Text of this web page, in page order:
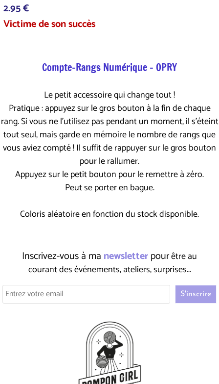
2.95 €
Victime de son succès
Compte-Rangs Numérique - OPRY
Le petit accessoire qui change tout !
Pratique : appuyez sur le gros bouton à la fin de chaque
rang. Si vous ne l'utilisez pas pendant un moment, il s'éteint
tout seul, mais garde en mémoire le nombre de rangs que
vous aviez compté ! Il suffit de rappuyer sur le gros bouton
pour le rallumer.
Appuyez sur le petit bouton pour le remettre à zéro.
Peut se porter en bague.
Coloris aléatoire en fonction du stock disponible.
Inscrivez-vous à ma newsletterpourêtre au
courant des événements, ateliers, surprises...